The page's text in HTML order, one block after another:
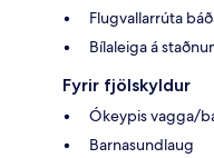
Flugvallarrúta
Bílaleiga á
Fyrir fjölskyldur
Ókeypis vagga/
Barnasundlaug